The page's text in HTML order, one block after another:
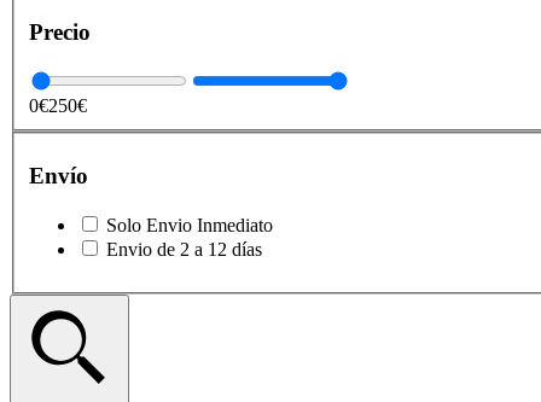
Precio
0€250€
Envío
Solo Envio Inmediato
Envio de 2 a 12 días